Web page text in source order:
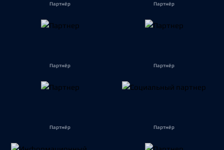
Партнёр Партнёр
Партнёр Партнёр
Партнёр Партнёр